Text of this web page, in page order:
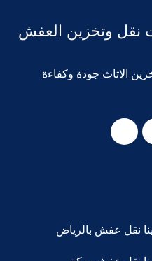
نقل وتخزين العفش
الاثاث جودة وكفاءة
نقل عفش بالرياض